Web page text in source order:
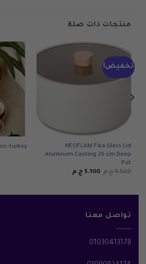
منتجات ذات صلة
تخفيض!
NEOFLAM Fika Glass Lid
Aluminum Casting 26 cm Deep
Pot
5.500 ج.م السعر
5.100 ج.مالسعر
turkey
تواصل معنا
01030413178